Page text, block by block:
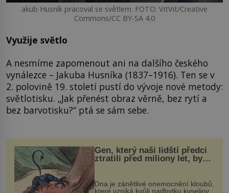
akub Husník pracoval se světlem. FOTO: VitVit/Creative
Commons/CC BY-SA 4.0
Využije světlo
A nesmíme zapomenout ani na dalšího českého
vynálezce – Jakuba Husníka (1837–1916). Ten se v
2. polovině 19. století pustí do vývoje nové metody:
světlotisku. „Jak přenést obraz věrně, bez rytí a
bez barvotisku?“ ptá se sám sebe.
Gen, který naši lidští předci
ztratili před miliony let, by
mohl pomoci s léčbou
„nemoci králů“
Dna je zánětlivé onemocnění kloubů,
které vzniká kvůli nadbytku kyseliny